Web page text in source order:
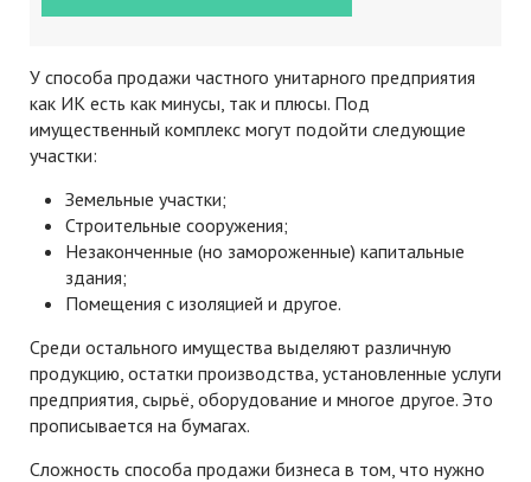
У способа продажи частного унитарного предприятия
как ИК есть как минусы, так и плюсы. Под
имущественный комплекс могут подойти следующие
участки:
Земельные участки;
Строительные сооружения;
Незаконченные (но замороженные) капитальные
здания;
Помещения с изоляцией и другое.
Среди остального имущества выделяют различную
продукцию, остатки производства, установленные услуги
предприятия, сырьё, оборудование и многое другое. Это
прописывается на бумагах.
Сложность способа продажи бизнеса в том, что нужно